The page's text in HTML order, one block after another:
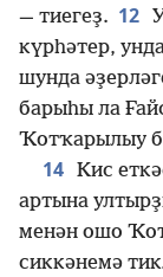
— тиегеҙ. 12
күрһәтер,
шунда
барыһы ла
Ҡотҡарылыу
14 Кис
артына
менән ошо
сиккәнемә